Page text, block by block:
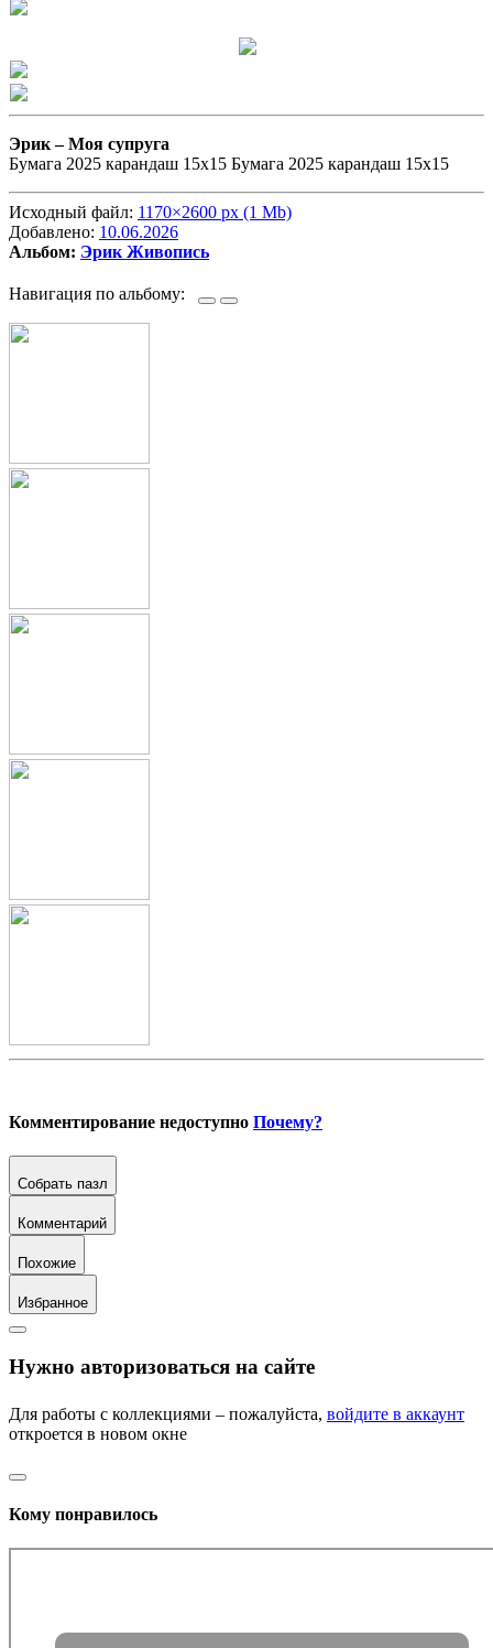
Эрик –Моя супруга
Бумага 2025 карандаш 15х15 Бумага 2025 карандаш 15х15
Исходный файл: 1170×2600 px (1 Mb)
Добавлено: 10.06.2026
Альбом: Эрик Живопись
Навигация по альбому:
Комментирование недоступно Почему?
Собрать пазл
Комментарий
Похожие
Избранное
Нужно авторизоваться на сайте
Для работы с коллекциями – пожалуйста, войдите в аккаунт
откроется в новом окне
Кому понравилось